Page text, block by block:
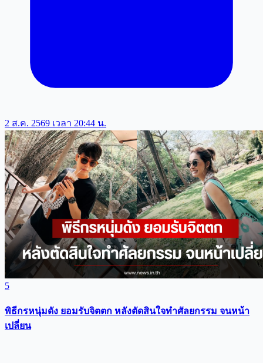
2 ส.ค. 2569 เวลา 20:44 น.
5
พิธีกรหนุ่มดัง ยอมรับจิตตก หลังตัดสินใจทำศัลยกรรม จนหน้า
เปลี่ยน